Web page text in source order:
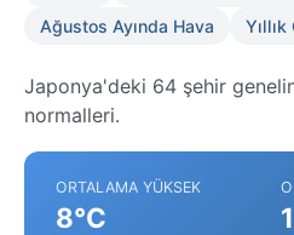
Ağustos Ayında Hava
Japonya'deki 64 şehir
normalleri.
ORTALAMA YÜKSEK
8°C